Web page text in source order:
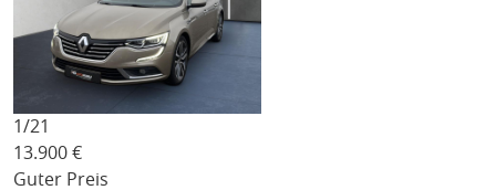
1/21
13.900 €
Guter Preis